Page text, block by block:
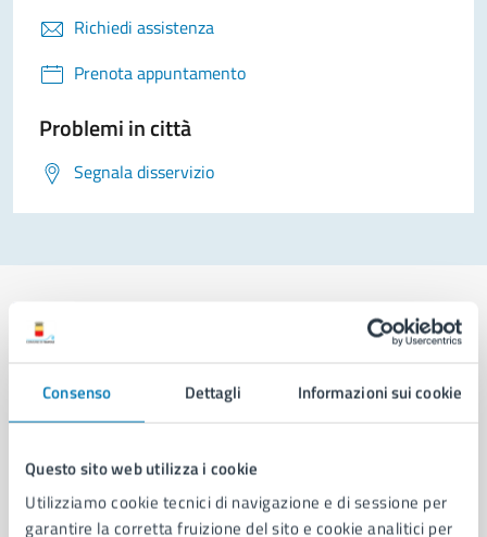
Consenso Dettagli Informazioni sui cookie
Questo sito web utilizza i cookie
Utilizziamo cookie tecnici di navigazione e di sessione per
garantire la corretta fruizione del sito e cookie analitici per
Richiedi assistenza
Prenota appuntamento
Problemi in città
Segnala disservizio
Comune di Napoli
Aree amministrative
Organi di governo